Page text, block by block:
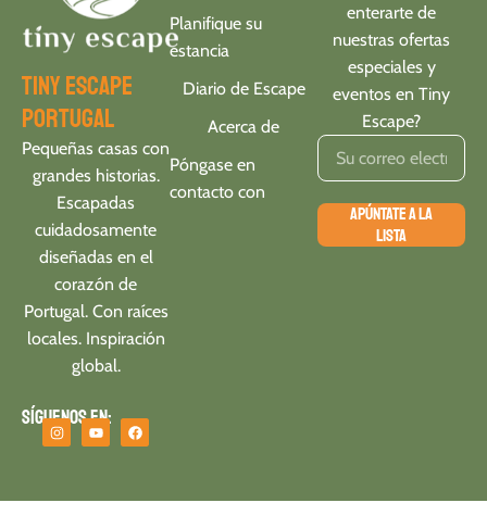
tiny escape
portugal
Pequeñas casas con
grandes historias.
Escapadas
cuidadosamente
diseñadas en el
corazón de
Portugal. Con raíces
locales. Inspiración
global.
Síguenos en:
Planifique su
estancia
Diario de Escape
Acerca de
Póngase en
contacto con
enterarte de
nuestras ofertas
especiales y
eventos en Tiny
Escape?
APÚNTATE A LA
LISTA